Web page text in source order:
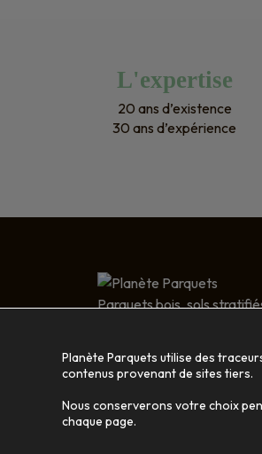
L'expertise
20 ans d’existence
30 ans d’expérience
Parquets bois, sols
ZA RAGON
02 40 46 35 56
Planète Parquets utilise des
contenus provenant de sites tiers.
Nous conserverons votre choix
chaque page.